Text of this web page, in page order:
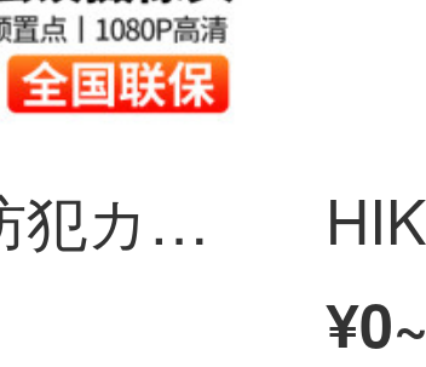
HIKVISION直播防犯カメラHD电脑防犯カメラ 美颜网红抖音主播带货专业教学装置 视频会议免驱USBビデオカメラ 16倍ズーム会议防犯カメラDS-65DC0403 官方标一致
¥0~